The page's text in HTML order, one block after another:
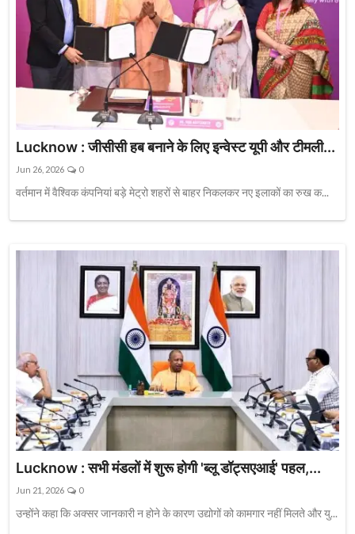
Lucknow : जीसीसी हब बनाने के लिए इन्वेस्ट यूपी और टीमली...
Jun 26, 2026 0
वर्तमान में वैश्विक कंपनियां बड़े मेट्रो शहरों से बाहर निकलकर नए इलाकों का रुख क...
Lucknow : सभी मंडलों में शुरू होगी 'ब्लू डॉट्सएआई' पहल,...
Jun 21, 2026 0
उन्होंने कहा कि अक्सर जानकारी न होने के कारण उद्योगों को कामगार नहीं मिलते और यु...